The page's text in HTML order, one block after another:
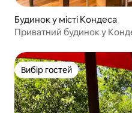
Будинок у місті Кондеса
Приватний будинок у
Вибір гостей
Вибір гостей